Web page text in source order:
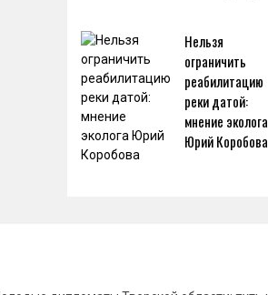
Нельзя
ограничить
реабилитацию
реки датой:
мнение эколога
Юрий Коробова